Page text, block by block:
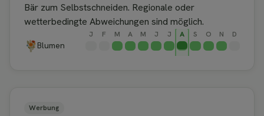
Bär zum Selbstschneiden. Regionale oder
wetterbedingte Abweichungen sind möglich.
J F M A M J J A S O N D
Blumen
Werbung